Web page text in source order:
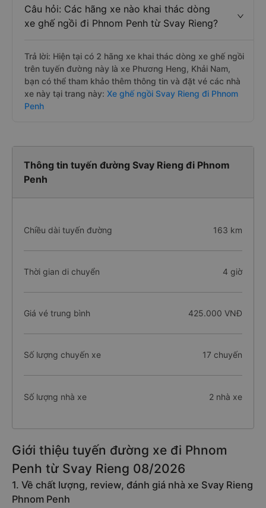
Câu hỏi: Các hãng xe nào khai thác dòng
xe ghế ngồi đi Phnom Penh từ Svay Rieng?
Trả lời: Hiện tại có 2 hãng xe khai thác dòng xe ghế ngồi
trên tuyến đường này là xe Phương Heng, Khải Nam,
bạn có thể tham khảo thêm thông tin và đặt vé các nhà
xe này tại trang này: Xe ghế ngồi Svay Rieng đi Phnom
Penh
Thông tin tuyến đường Svay Rieng đi Phnom
Penh
Chiều dài tuyến đường 163 km
Thời gian di chuyển 4 giờ
Giá vé trung bình 425.000 VNĐ
Số lượng chuyến xe 17 chuyến
Số lượng nhà xe 2 nhà xe
Giới thiệu tuyến đường xe đi Phnom
Penh từ Svay Rieng 08/2026
1. Về chất lượng, review, đánh giá nhà xe Svay Rieng
Phnom Penh